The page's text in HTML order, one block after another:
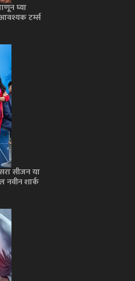
घ्या
टर्म्स
सीजन या
नवीन शार्क